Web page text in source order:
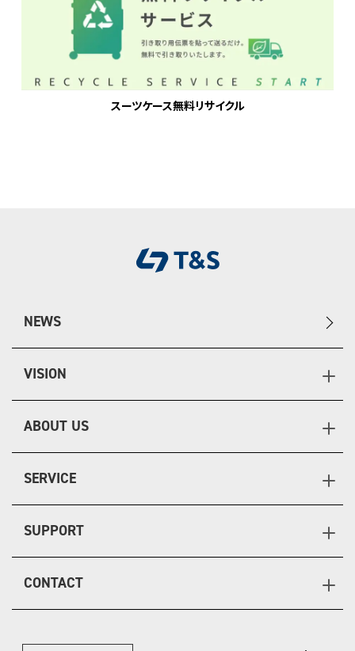
スーツケース無料リサイクル
NEWS
VISION
ABOUT US
SERVICE
SUPPORT
CONTACT